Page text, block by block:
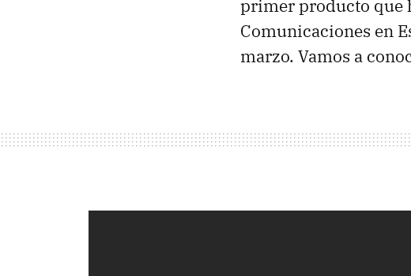
primer producto que
Comunicaciones en
marzo. Vamos a